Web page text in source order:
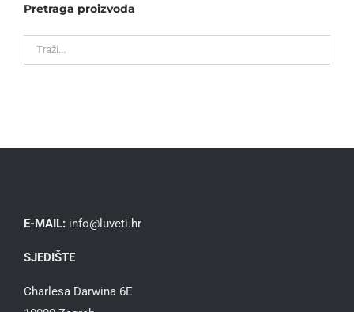
Pretraga proizvoda
E-MAIL: info@luveti.hr
SJEDIŠTE
Charlesa Darwina 6E